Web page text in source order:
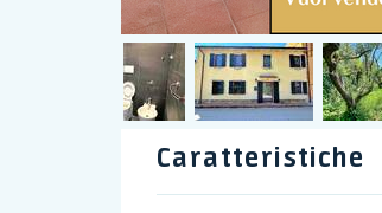
Caratteristiche